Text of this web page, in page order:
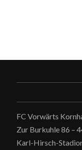
FC Vorwärts
Zur Burkuhle 86 –
Karl-Hirsch-